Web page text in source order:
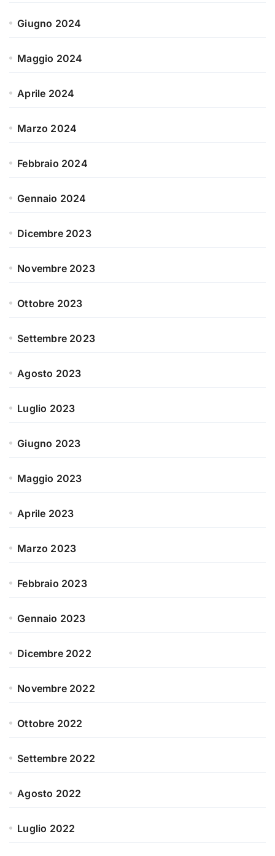
Giugno 2024
Maggio 2024
Aprile 2024
Marzo 2024
Febbraio 2024
Gennaio 2024
Dicembre 2023
Novembre 2023
Ottobre 2023
Settembre 2023
Agosto 2023
Luglio 2023
Giugno 2023
Maggio 2023
Aprile 2023
Marzo 2023
Febbraio 2023
Gennaio 2023
Dicembre 2022
Novembre 2022
Ottobre 2022
Settembre 2022
Agosto 2022
Luglio 2022